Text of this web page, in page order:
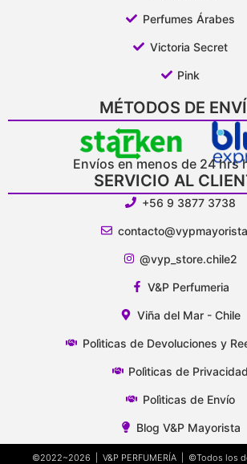
Perfumes Árabes
Victoria Secret
Pink
MÉTODOS DE
Envíos en menos de 24 hrs
SERVICIO AL
+56 9 3877 3738
@vyp_store.chile2
V&P Perfumeria
Viña del Mar - Chile
Polìticas de Devoluciones y
Polìticas de Privacidad
Polìticas de Envío
Blog V&P Mayorista
©2022~2026 | V&P PERFUMERÍA | ©Todos los